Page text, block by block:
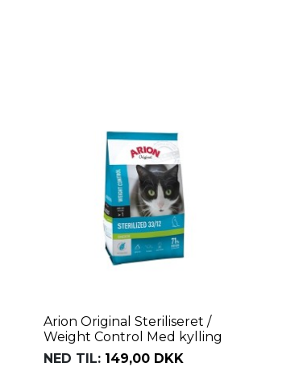
Arion Original Steriliseret /
Weight Control Med kylling
NED TIL: 149,00 DKK